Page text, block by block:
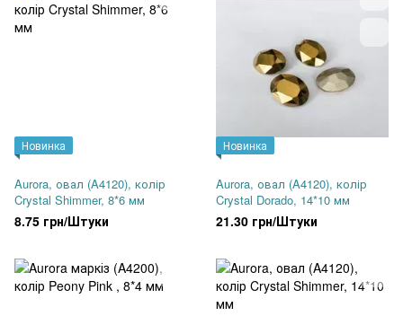
Новинка
Aurora, овал (A4120), колір
Crystal Shimmer, 8*6 мм
8.75 грн/Штуки
Новинка
Aurora, овал (A4120), колір
Crystal Dorado, 14*10 мм
21.30 грн/Штуки